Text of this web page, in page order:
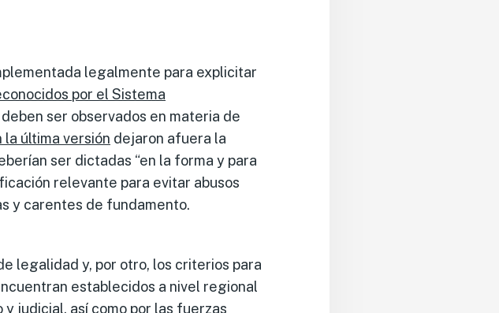
legalmente para explicitar
por el Sistema
deben ser observados en materia de
la última versión dejaron afuera la
ser dictadas “en la forma y para
relevante para evitar abusos
y carentes de fundamento.
legalidad y, por otro, los criterios para
establecidos a nivel regional
judicial, así como por las fuerzas